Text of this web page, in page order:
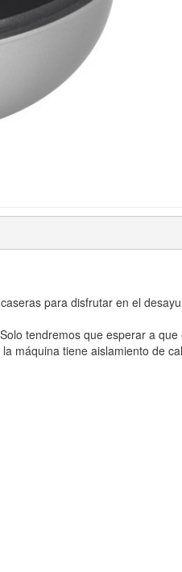
para disfrutar en el
tendremos que esperar a
máquina tiene aislamiento de